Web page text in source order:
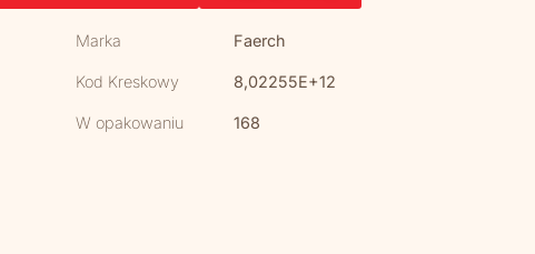
Marka Faerch
Kod Kreskowy 8,02255E+12
W opakowaniu 168